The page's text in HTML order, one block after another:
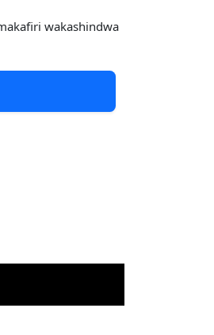
wakashindwa